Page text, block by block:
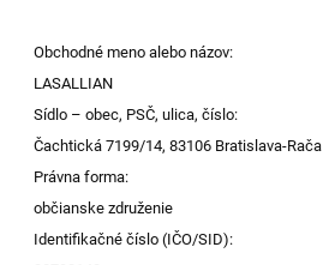
Obchodné meno alebo názov:
LASALLIAN
Sídlo – obec, PSČ, ulica, číslo:
Čachtická 7199/14, 83106 Bratislava-Rača
Právna forma:
občianske združenie
Identifikačné číslo (IČO/SID):